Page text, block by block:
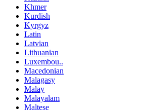
Khmer
Kurdish
Kyrgyz
Latin
Latvian
Lithuanian
Luxembou..
Macedonian
Malagasy
Malay
Malayalam
Maltese